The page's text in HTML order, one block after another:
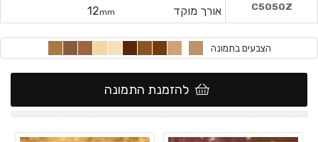
אורך מוקד
12mm
C5050Z
הצבעים בתמונה
להזמנת התמונה